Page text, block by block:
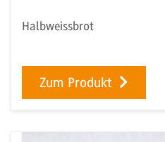
Halbweissbrot
Zum Produkt